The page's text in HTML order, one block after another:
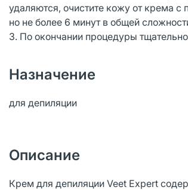
удаляются, очистите кожу от крема
но не более 6 минут в общей
3. По окончании процедуры
Назначение
для депиляции
Описание
Крем для депиляции Veet Expert